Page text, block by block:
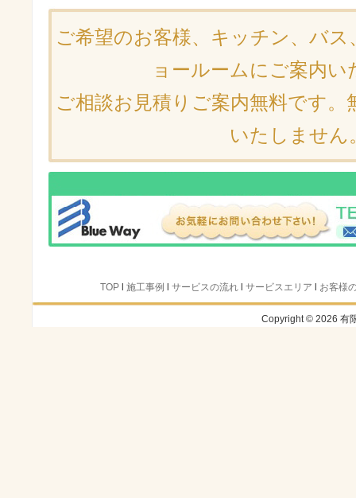
ご希望のお客様、キッチン、バ
ョールームにご案内い
ご相談お見積りご案内無料です
いたしません
TOPl 施工事例 サービスの流れl サービスエリア お客様
Copyright © 2026 有